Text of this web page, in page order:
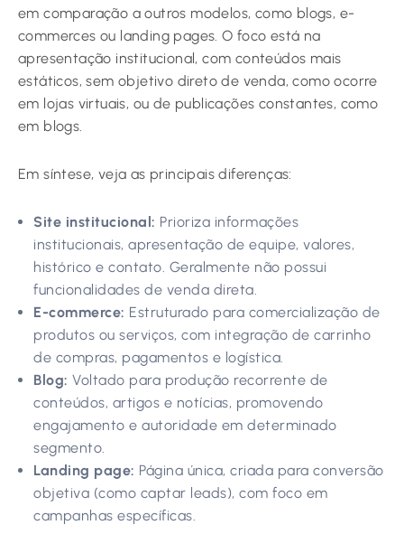
em comparação a outros modelos, como blogs, e-
commerces ou landing pages. O foco está na
apresentação institucional, com conteúdos mais
estáticos, sem objetivo direto de venda, como ocorre
em lojas virtuais, ou de publicações constantes, como
em blogs.
Em síntese, veja as principais diferenças:
Site institucional: Prioriza informações
institucionais, apresentação de equipe, valores,
histórico e contato. Geralmente não possui
funcionalidades de venda direta.
E-commerce: Estruturado para comercialização de
produtos ou serviços, com integração de carrinho
de compras, pagamentos e logística.
Blog: Voltado para produção recorrente de
conteúdos, artigos e notícias, promovendo
engajamento e autoridade em determinado
segmento.
Landing page: Página única, criada para conversão
objetiva (como captar leads), com foco em
campanhas específicas.